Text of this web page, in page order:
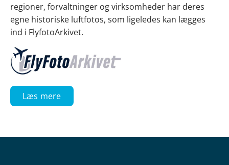
regioner, forvaltninger og virksomheder har deres
egne historiske luftfotos, som ligeledes kan lægges
ind i FlyfotoArkivet.
Læs mere